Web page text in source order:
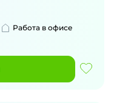
Работа в офисе